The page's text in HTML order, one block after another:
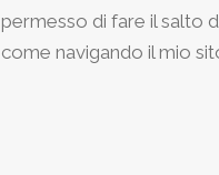
permesso di fare il salto
come navigando il mio